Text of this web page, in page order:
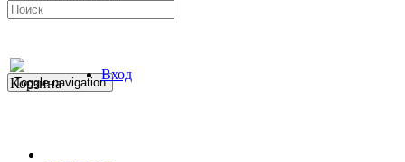
Корзина
Вход
Toggle navigation